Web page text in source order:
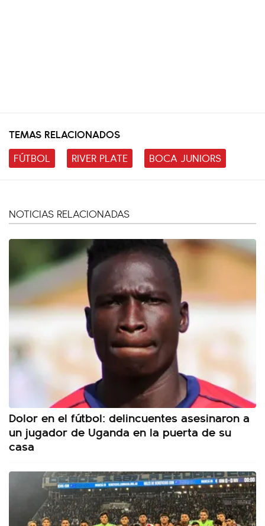
TEMAS RELACIONADOS
FÚTBOL
RIVER PLATE BOCA JUNIORS
NOTICIAS RELACIONADAS
Dolor en el fútbol: delincuentes asesinaron a
un jugador de Uganda en la puerta de su
casa